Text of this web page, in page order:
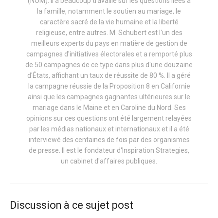
soi-disant droits reproductifs pour inclure l’avortement
même après la naissance. En d’autres termes, l’infanticide.
En vertu de la législation (Assembly Bill 2223) visant à
mettre en œuvre l’une des recommandations du Conseil
sur l’Avortement de Newsom, les « personnes enceintes »
(autrement appelées femmes) seraient protégées des
sanctions pénales ou civiles pour toute « action ou
omission » liée à leur grossesse, « y compris la fausse
couche, la mortinaissance, l’avortement, ou la mort
périnatale ». De plus, toute personne qui « aide ou
assiste » une femme dans l’exercice de ses « droits » en
vertu de la législation est exonérée de toute
responsabilité. En outre, si un agent des forces de l’ordre
l’agent pourrait être poursuivi personnellement et des
dommages-intérêts pourraient lui être demandés.
la famille, notamment le soutien au mariage, le
caractère sacré de la vie humaine et la liberté
religieuse, entre autres. M. Schubert est l'un des
meilleurs experts du pays en matière de gestion de
campagnes d'initiatives électorales et a remporté plus
de 50 campagnes de ce type dans plus d'une douzaine
d'États, affichant un taux de réussite de 80 %. Il a géré
la campagne réussie de la Proposition 8 en Californie
ainsi que les campagnes gagnantes ultérieures sur le
mariage dans le Maine et en Caroline du Nord. Ses
opinions sur ces questions ont été largement relayées
par les médias nationaux et internationaux et il a été
interviewé des centaines de fois par des organismes
de presse. Il est le fondateur d'Inspiration Strategies,
un cabinet d'affaires publiques.
Discussion à ce sujet post